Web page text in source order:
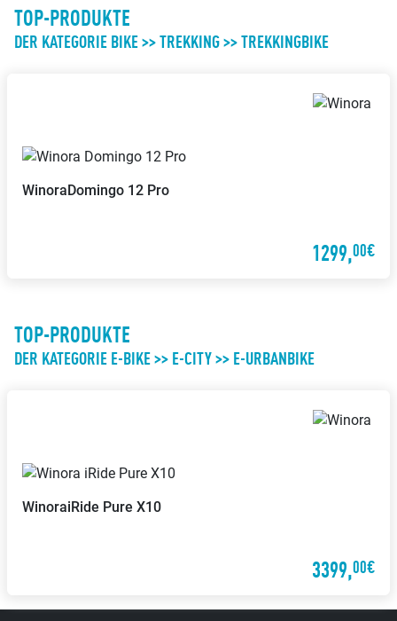
TOP-PRODUKTE
DER KATEGORIE BIKE >> TREKKING >> TREKKINGBIKE
WinoraDomingo 12 Pro
1299,00€
TOP-PRODUKTE
DER KATEGORIE E-BIKE >> E-CITY >> E-URBANBIKE
WinoraiRide Pure X10
3399,00€